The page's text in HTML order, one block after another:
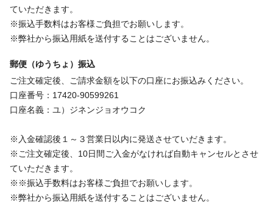
ていただきます。
※振込手数料はお客様ご負担でお願いします。
※弊社から振込用紙を送付することはございません。
郵便（ゆうちょ）振込
ご注文確定後、ご請求金額を以下の口座にお振込みください。
口座番号：17420-90599261
口座名義：ユ）ジネンジョオウコク
※入金確認後１～３営業日以内に発送させていだきます。
※ご注文確定後、10日間ご入金がなければ自動キャンセルとさせ
ていただきます。
※※振込手数料はお客様ご負担でお願いします。
※弊社から振込用紙を送付することはございません。